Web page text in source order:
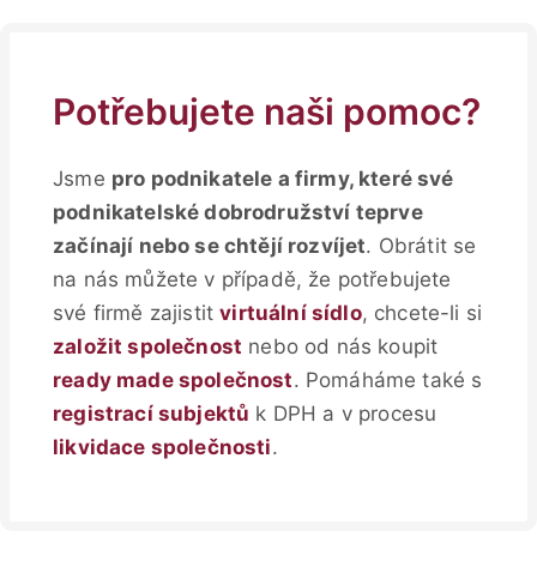
Potřebujete naši pomoc?
Jsme pro podnikatele a firmy, které své
podnikatelské dobrodružství teprve
začínají nebo se chtějí rozvíjet. Obrátit se
na nás můžete v případě, že potřebujete
své firmě zajistitvirtuální sídlo, chcete-li si
založit společnost nebo od nás koupit
ready made společnost. Pomáháme také s
registrací subjektů k DPH a v procesu
likvidace společnosti.